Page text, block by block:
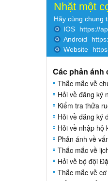
Nhặt một
Hãy cùng chung
IOS
https://
Android
Website
Các phản
Thắc mắc về
Hỏi về đăng ký
Kiểm tra thửa
Hỏi về đăng ký
Hỏi về nhập hộ
Phản ánh về
Thắc mắc về
Hỏi về bộ đội
Thắc mắc về